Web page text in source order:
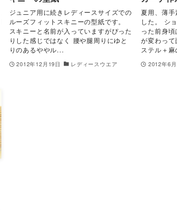
ジュニア用に続きレディースサイズでの
ルーズフィットスキニーの型紙です。
スキニーと名前が入っていますがぴった
りした感じではなく 腰や腿周りにゆと
りのあるややル...
2012年12月19日 レディースウエア
夏用、薄
した。 シ
った前身
が変わっ
ステル＋
2012年6